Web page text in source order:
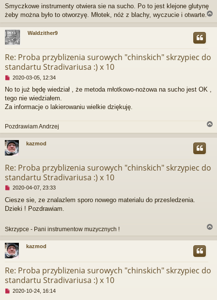
s
t
Smyczkowe instrumenty otwiera sie na sucho. Po to jest klejone glutynę
żeby można było to otworzyę. Młotek, nóż z blachy, wyczucie i otwarte.
g
Waldzither9
Re: Proba przyblizenia surowych "chinskich" skrzypiec do
standartu Stradivariusa :) x 10
N
e
p
r
c
y
t
a
y
p
o
t
2020-03-05, 12:34
No to już będę wiedział , że metoda młotkowo-nożowa na sucho jest OK ,
tego nie wiedziałem.
Za informacje o lakierowaniu wielkie dziękuję.
Pozdrawiam Andrzej
a
kazmod
Re: Proba przyblizenia surowych "chinskich" skrzypiec do
standartu Stradivariusa :) x 10
N
e
p
e
z
y
t
n
y
p
2020-04-07, 23:33
Ciesze sie, ze znalazlem sporo nowego materialu do przesledzenia.
Dzieki ! Pozdrawiam.
Skrzypce - Pani instrumentow muzycznych !
g
kazmod
Re: Proba przyblizenia surowych "chinskich" skrzypiec do
standartu Stradivariusa :) x 10
N2020-10-24, 16:14